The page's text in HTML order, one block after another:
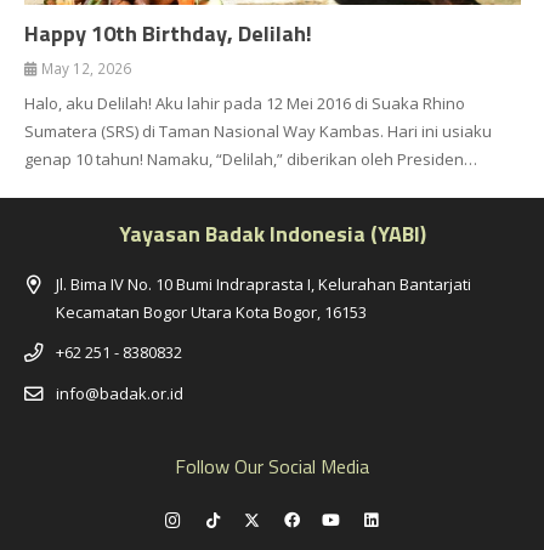
Happy 10th Birthday, Delilah!
May 12, 2026
Halo, aku Delilah! Aku lahir pada 12 Mei 2016 di Suaka Rhino
Sumatera (SRS) di Taman Nasional Way Kambas. Hari ini usiaku
genap 10 tahun! Namaku, “Delilah,” diberikan oleh Presiden…
Yayasan Badak Indonesia (YABI)
Jl. Bima IV No. 10 Bumi Indraprasta I, Kelurahan Bantarjati
Kecamatan Bogor Utara Kota Bogor, 16153
+62 251 - 8380832
info@badak.or.id
Follow Our Social Media